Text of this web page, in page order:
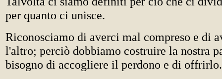
per quanto ci unisce.
Riconosciamo di averci mal compreso e di
l'altro; perciò dobbiamo costruire la nostra
bisogno di accogliere il perdono e di offrirlo.